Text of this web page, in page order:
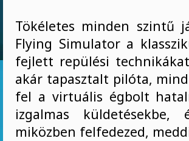
Tökéletes minden szintű
Flying Simulator a
fejlett repülési
akár tapasztalt pilóta,
fel a virtuális égbolt
izgalmas
miközben felfedezed,